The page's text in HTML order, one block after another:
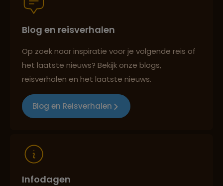
Best beoordeelde reisroutes
Reizen met oog voor mens, cultuur en milieu
Blog en reisverhalen
Op zoek naar inspiratie voor je volgende reis of
het laatste nieuws? Bekijk onze blogs,
reisverhalen en het laatste nieuws.
Blog en Reisverhalen
Infodagen